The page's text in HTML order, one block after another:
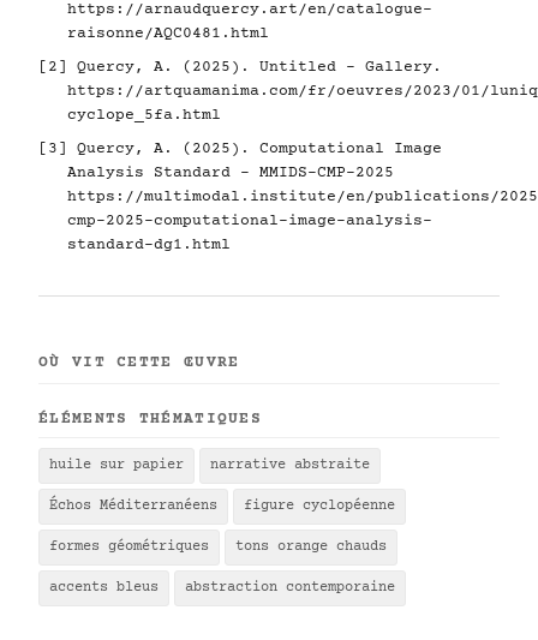
https://arnaudquercy.art/en/catalogue-
raisonne/AQC0481.html
[2] Quercy, A. (2025). Untitled - Gallery.
https://artquamanima.com/fr/oeuvres/2023/01/
cyclope_5fa.html
[3] Quercy, A. (2025). Computational Image
Analysis Standard - MMIDS-CMP-2025
https://multimodal.institute/en/publications/2025/
cmp-2025-computational-image-analysis-
standard-dg1.html
OÙ VIT CETTE ŒUVRE
ÉLÉMENTS THÉMATIQUES
huile sur papier narrative abstraite
Échos Méditerranéens figure cyclopéenne
formes géométriques tons orange chauds
accents bleus abstraction contemporaine